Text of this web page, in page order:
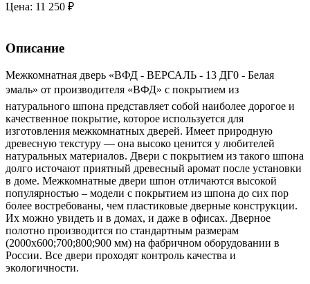
Цена: 11 250 ₽
Описание
Межкомнатная дверь «ВФД - ВЕРСАЛЬ - 13 ДГ0 - Белая
эмаль» от производителя «ВФД» с покрытием из
натурального шпона представляет собой наиболее дорогое и
качественное покрытие, которое используется для
изготовления межкомнатных дверей. Имеет природную
древесную текстуру — она высоко ценится у любителей
натуральных материалов. Двери с покрытием из такого шпона
долго источают приятный древесный аромат после установки
в доме. Межкомнатные двери шпон отличаются высокой
популярностью – модели с покрытием из шпона до сих пор
более востребованы, чем пластиковые дверные конструкции.
Их можно увидеть и в домах, и даже в офисах. Дверное
полотно производится по стандартным размерам
(2000х600;700;800;900 мм) на фабричном оборудовании в
России. Все двери проходят контроль качества и
экологичности.